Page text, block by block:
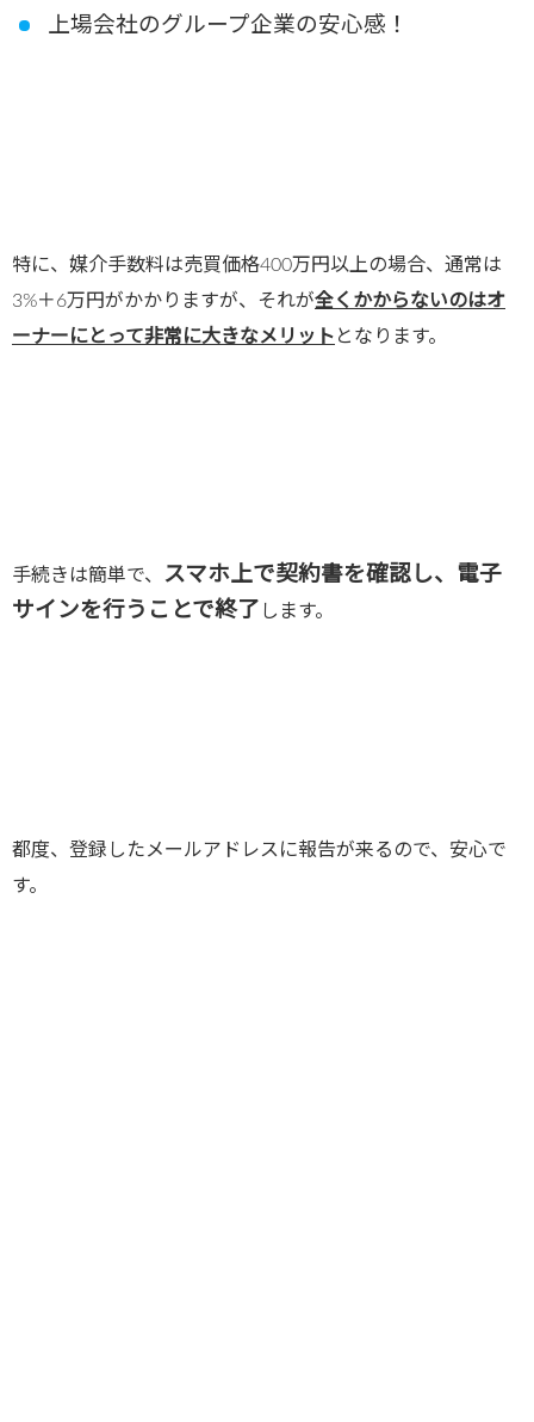
上場会社のグループ企業の安心感！
特に、媒介手数料は売買価格400万円以上の場合、通常は
3%＋6万円がかかりますが、それが全くかからないのはオ
ーナーにとって非常に大きなメリット となります。
手続きは簡単で、 スマホ上で契約書を確認し、電子
サインを行うことで終了 します。
都度、登録したメールアドレスに報告が来るので、安心で
す。